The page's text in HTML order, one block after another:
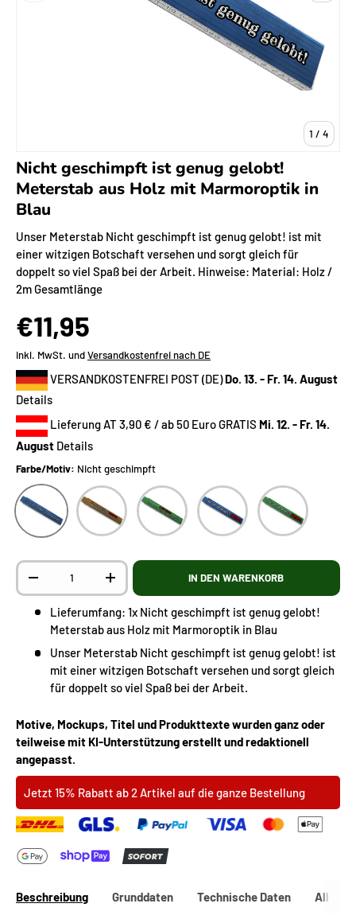
1 / von
4
Nicht geschimpft ist genug gelobt!
Meterstab aus Holz mit Marmoroptik in
Blau
Unser Meterstab Nicht geschimpft ist genug gelobt! ist mit
einer witzigen Botschaft versehen und sorgt gleich für
doppelt so viel Spaß bei der Arbeit. Hinweise: Material: Holz /
2m Gesamtlänge
€11,95
inkl. MwSt. undVersandkostenfrei nach DE
VERSANDKOSTENFREI POST (DE)Do. 13. - Fr. 14. August
Details
Lieferung AT 3,90 € / ab 50 Euro GRATIS Mi. 12. - Fr. 14.
August Details
Farbe/Motiv: Nicht geschimpft
Nicht geschimpft
Meister Lass mich NEIN! in BlauNEIN! in Grün
Anzahl
-
+ IN DEN WARENKORB
Lieferumfang: 1x Nicht geschimpft ist genug gelobt!
Meterstab aus Holz mit Marmoroptik in Blau
Unser Meterstab Nicht geschimpft ist genug gelobt! ist
mit einer witzigen Botschaft versehen und sorgt gleich
für doppelt so viel Spaß bei der Arbeit.
Motive, Mockups, Titel und Produkttexte wurden ganz oder
teilweise mit KI-Unterstützung erstellt und redaktionell
angepasst.
Jetzt 15% Rabatt ab 2 Artikel auf die ganze Bestellung
Beschreibung Grunddaten Technische Daten